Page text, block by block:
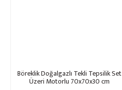
Böreklik Doğalgazlı Tekli Tepsilik Set
Üzeri Motorlu 70x70x30 cm